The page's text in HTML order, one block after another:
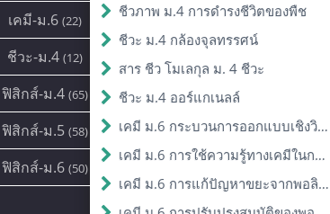
เคมี-ม.6 (22)
ชีวะ-ม.4 (12)
ฟิสิกส์-ม.4 (65)
ฟิสิกส์-ม.5 (58)
ฟิสิกส์-ม.6 (50)
ชีวภาพ ม.4 การดํารงชีวิตของพืช
ชีวะ ม.4 กล้องจุลทรรศน์
สาร ชีว โมเลกุล ม. 4 ชีวะ
ชีวะ ม.4 ออร์แกเนลล์
เคมี ม.6 กระบวนการออกแบบเชิงวิศวกรรม
เคมี ม.6 การใช้ความรู้ทางเคมีในการแก้ปัญหา
เคมี ม.6 การแก้ปัญหาขยะจากพอลิเมอร์